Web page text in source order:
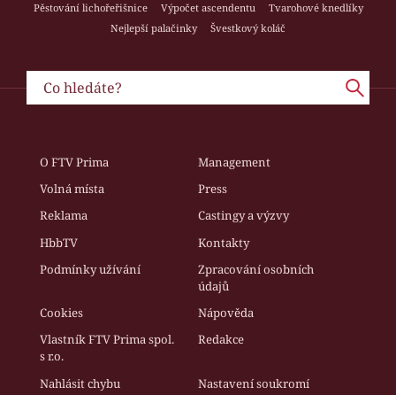
Pěstování lichořeřišnice
Výpočet ascendentu
Tvarohové knedlíky
Nejlepší palačinky
Švestkový koláč
O FTV Prima
Management
Volná místa
Press
Reklama
Castingy a výzvy
HbbTV
Kontakty
Podmínky užívání
Zpracování osobních
údajů
Cookies
Nápověda
Vlastník FTV Prima spol.
s r.o.
Redakce
Nahlásit chybu Nastavení soukromí